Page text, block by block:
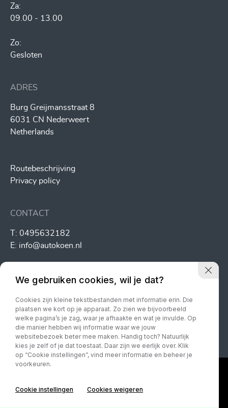
Za:
09.00 - 13.00
Zo:
Gesloten
ADRES
Burg Greijmansstraat 8
6031 CN Nederweert
Netherlands
Routebeschrijving
Privacy policy
CONTACT
T: 0495632182
E: info@autokoen.nl
We gebruiken cookies, wil je dat?
Cookies zijn kleine tekstbestanden met informatie erin. Die
plaatsen we kort op je apparaat. Zo zien we bijvoorbeeld
welke pagina’s je zag, waar je afhaakte en wat je invulde. Op
die manier hebben wij informatie waar we jouw
websitebezoek beter mee maken. Handig toch? Natuurlijk
kies je zelf of je dat toestaat. Daar zijn we eerlijk over. Klik
op “Cookie instellingen”, vind meer informatie en beheer je
voorkeuren.
Cookie instellingen Cookies weigeren